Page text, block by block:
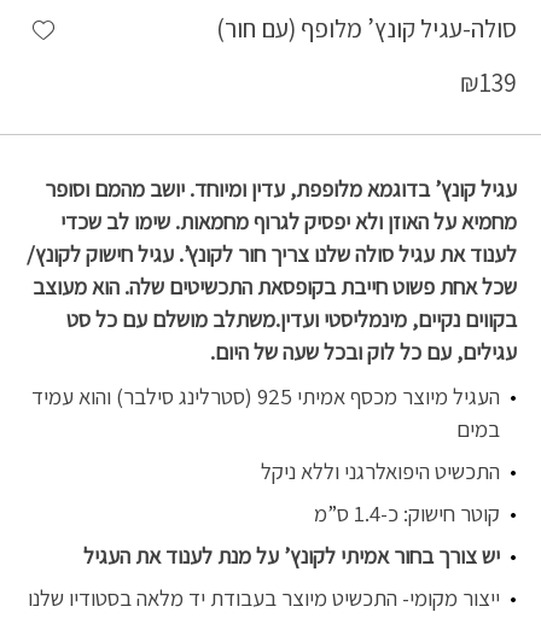
סולה-עגיל קונץ’ מלופף (עם חור)
₪139
עגיל קונץ’ בדוגמא מלופפת, עדין ומיוחד. יושב מהמם וסופר
מחמיא על האוזן ולא יפסיק לגרוף מחמאות. שימו לב שכדי
לענוד את עגיל סולה שלנו צריך חור לקונץ’. עגיל חישוק לקונץ/
שכל אחת פשוט חייבת בקופסאת התכשיטים שלה. הוא מעוצב
בקווים נקיים, מינמליסטי ועדין.משתלב מושלם עם כל סט
עגילים, עם כל לוק ובכל שעה של היום.
העגיל מיוצר מכסף אמיתי 925 (סטרלינג סילבר) והוא עמיד
במים
התכשיט היפואלרגני וללא ניקל
קוטר חישוק: כ-1.4 ס”מ
יש צורך בחור אמיתי לקונץ’ על מנת לענוד את העגיל
ייצור מקומי- התכשיט מיוצר בעבודת יד מלאה בסטודיו שלנו